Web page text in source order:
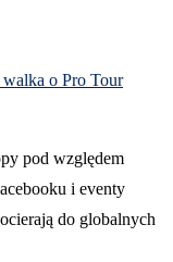
o Pro Tour
pod względem
i eventy
do globalnych